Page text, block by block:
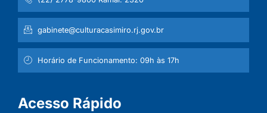
gabinete@culturacasimiro.rj.gov.br
Horário de Funcionamento: 09h às 17h
Acesso Rápido